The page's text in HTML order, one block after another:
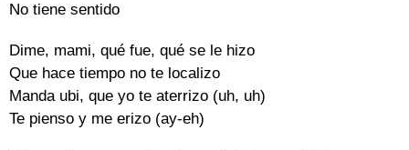
No tiene sentido
Dime, mami, qué fue, qué se le hizo
Que hace tiempo no te localizo
Manda ubi, que yo te aterrizo (uh, uh)
Te pienso y me erizo (ay-eh)